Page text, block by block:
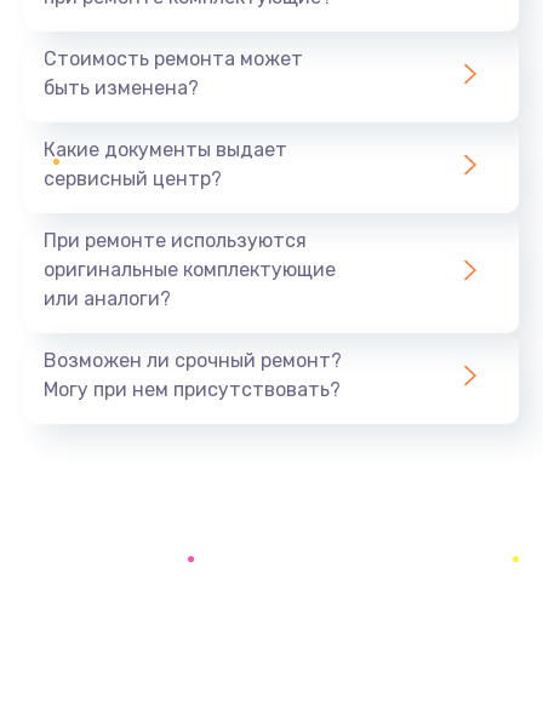
1440 руб.
Ремонт южного моста
Замена батарейки BIOS
Заказать
Ремонт цепи питания
Стоимость ремонта может
быть изменена?
Какие документы выдает
сервисный центр?
При ремонте используются
оригинальные комплектующие
или аналоги?
Возможен ли срочный ремонт?
Могу при нем присутствовать?